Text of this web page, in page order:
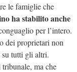
le famiglie che
ha stabilito anche
per l’intero.
dei proprietari non
su tutti gli altri.
ma che